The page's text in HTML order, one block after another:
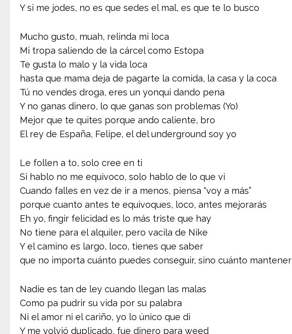
Y si me jodes, no es que sedes el mal, es que te lo busco
Mucho gusto, muah, relinda mi loca
Mi tropa saliendo de la cárcel como Estopa
Te gusta lo malo y la vida loca
hasta que mama deja de pagarte la comida, la casa y la coca
Tú no vendes droga, eres un yonqui dando pena
Y no ganas dinero, lo que ganas son problemas (Yo)
Mejor que te quites porque ando caliente, bro
El rey de España, Felipe, el del underground soy yo
Le follen a to, solo cree en ti
Si hablo no me equivoco, solo hablo de lo que vi
Cuando falles en vez de ir a menos, piensa “voy a más”
porque cuanto antes te equivoques, loco, antes mejorarás
Eh yo, fingir felicidad es lo más triste que hay
No tiene para el alquiler, pero vacila de Nike
Y el camino es largo, loco, tienes que saber
que no importa cuánto puedes conseguir, sino cuánto mantener
Nadie es tan de ley cuando llegan las malas
Como pa pudrir su vida por su palabra
Ni el amor ni el cariño, yo lo único que di
Y me volvió duplicado, fue dinero para weed